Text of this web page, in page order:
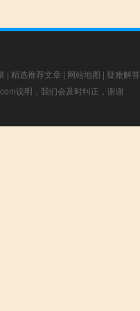
| 精选推荐文章 | 网站地图 | 疑难解答
说明，我们会及时纠正，谢谢